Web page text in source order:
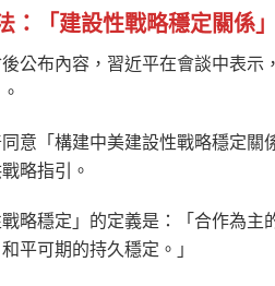
：「建設性戰略穩定關係」
公布內容，習近平在會談中表示
意「構建中美建設性戰略穩定關
略指引。
略穩定」的定義是：「合作為
平可期的持久穩定。」